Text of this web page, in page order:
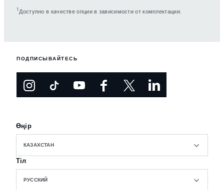
1 Доступно в качестве опции в зависимости от комплектации.
ПОДПИСЫВАЙТЕСЬ
Өңір
КАЗАХСТАН
Тіл
РУССКИЙ